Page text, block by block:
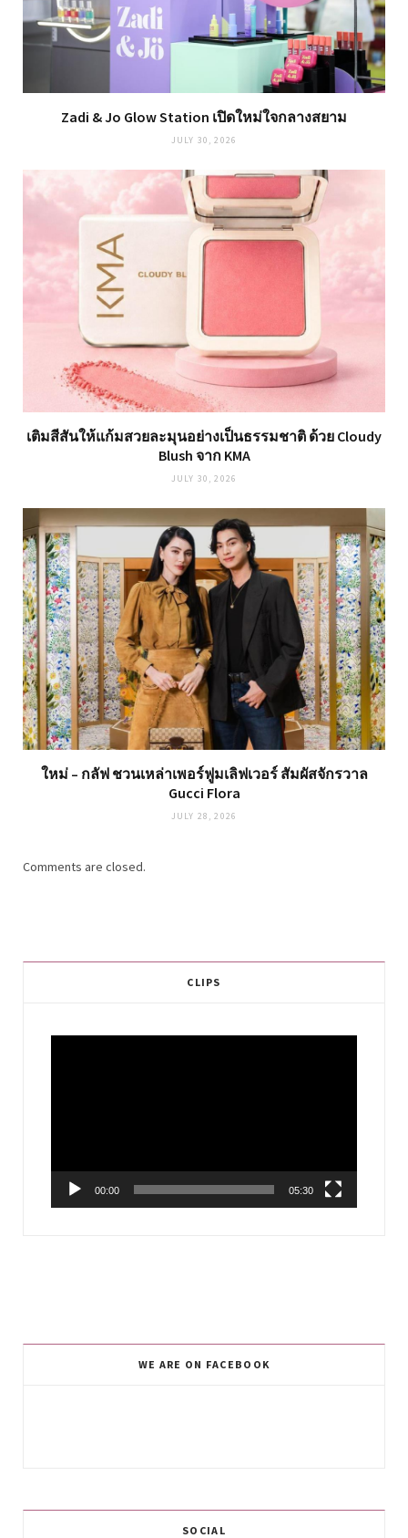
Zadi & Jo Glow Station เปิดใหม่ใจกลางสยาม
JULY 30, 2026
เติมสีสันให้แก้มสวยละมุนอย่างเป็นธรรมชาติ ด้วย Cloudy
Blush จาก KMA
JULY 30, 2026
ใหม่ – กลัฟ ชวนเหล่าเพอร์ฟูมเลิฟเวอร์ สัมผัสจักรวาล
Gucci Flora
JULY 28, 2026
Comments are closed.
CLIPS
00:00 05:30
WE ARE ON FACEBOOK
SOCIAL